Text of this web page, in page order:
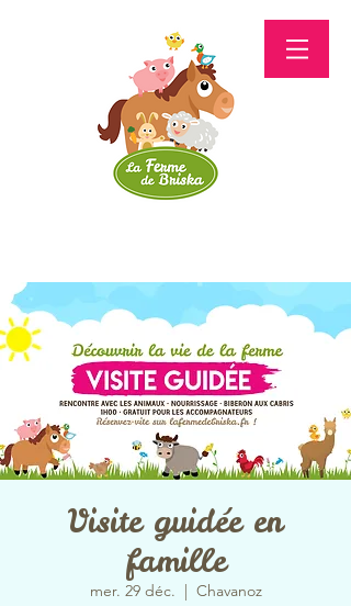
Visite guidée en
famille
mer. 29 déc.
  |
Chavanoz